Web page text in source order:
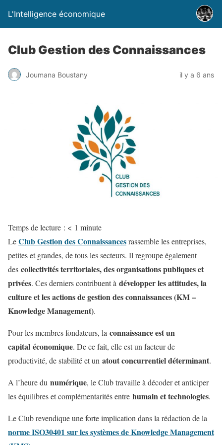
L'Intelligence économique
Club Gestion des Connaissances
Joumana Boustany il y a 6 ans
Temps de lecture : < 1 minute
LeClub Gestion des Connaissancesrassemble les entreprises,
petites et grandes, de tous les secteurs. Il regroupe également
des collectivités territoriales, des organisations publiques et
privées. Ces derniers contribuent à développer les attitudes, la
culture et les actions de gestion des connaissances (KM –
Knowledge Management).
Pour les membres fondateurs, la connaissance est un
capital économique. De ce fait, elle est un facteur de
productivité, de stabilité et un atout concurrentiel déterminant.
A l’heure du numérique, le Club travaille à décoder et anticiper
les équilibres et complémentarités entre humain et technologies.
Le Club revendique une forte implication dans la rédaction de la
norme ISO30401 sur les systèmes de Knowledge Management